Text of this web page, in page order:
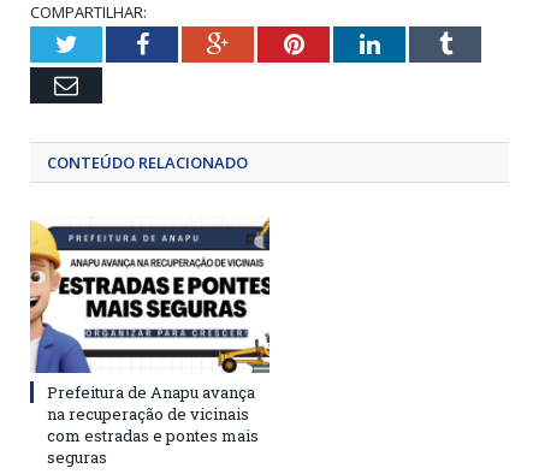
COMPARTILHAR:
TwitterFacebookGoogle+PinterestLinkedInTumblr
Email
CONTEÚDO RELACIONADO
Prefeitura de Anapu avança
na recuperação de vicinais
com estradas e pontes mais
seguras